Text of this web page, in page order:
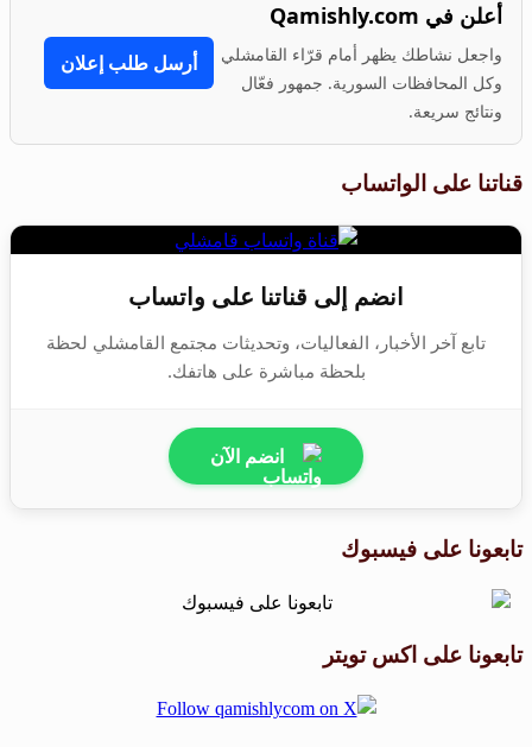
أعلن في Qamishly.com
واجعل نشاطك يظهر أمام قرّاء القامشلي
وكل المحافظات السورية. جمهور فعّال
ونتائج سريعة.
أرسل طلب إعلان
قناتنا على الواتساب
انضم إلى قناتنا على واتساب
تابع آخر الأخبار، الفعاليات، وتحديثات مجتمع القامشلي لحظة
بلحظة مباشرة على هاتفك.
انضم الآن
تابعونا على فيسبوك
تابعونا على اكس تويتر